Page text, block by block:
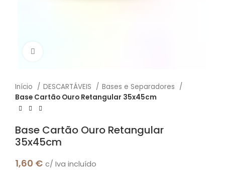
Início DESCARTÁVEIS
Bases e Separadores
Base Cartão Ouro Retangular 35x45cm
Base Cartão Ouro Retangular
35x45cm
1,60 € c/ Iva incluído